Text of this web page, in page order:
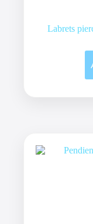
Labrets